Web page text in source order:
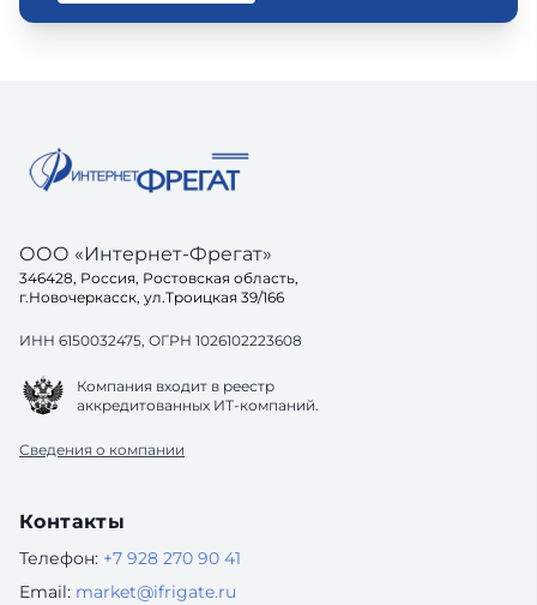
ООО «Интернет-Фрегат»
346428, Россия, Ростовская область,
г.Новочеркасск, ул.Троицкая 39/166
ИНН 6150032475, ОГРН 1026102223608
Компания входит в реестр
аккредитованных ИТ-компаний.
Сведения о компании
Контакты
Телефон: +7 928 270 90 41
Email: market@ifrigate.ru